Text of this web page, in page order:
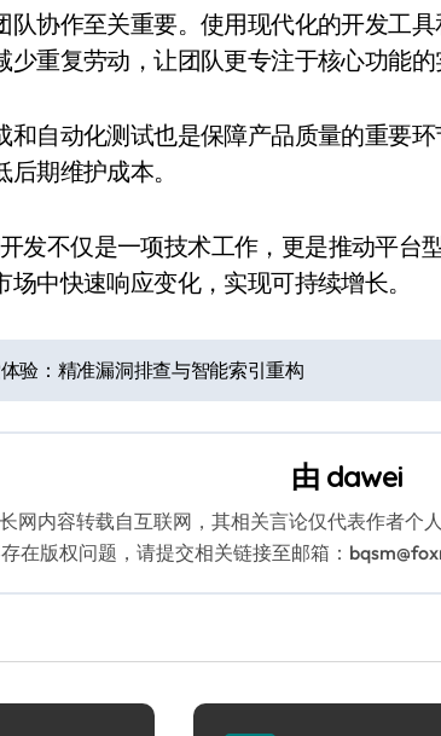
队协作至关重要。使用现代化的开发工
少重复劳动，让团队更专注于核心功能的
和自动化测试也是保障产品质量的重要
期维护成本。
发不仅是一项技术工作，更是推动平台
中快速响应变化，实现可持续增长。
验：精准漏洞排查与智能索引重构
由 dawei
长网内容转载自互联网，其相关言论仅代表作者
在版权问题，请提交相关链接至邮箱：